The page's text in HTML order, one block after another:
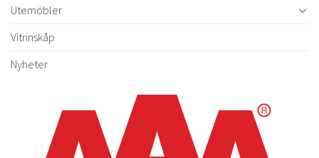
Utemöbler
Vitrinskåp
Nyheter